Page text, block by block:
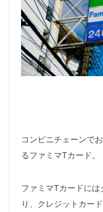
コンビニチェーンで
るファミマTカード。
ファミマTカードに
り、クレジットカー